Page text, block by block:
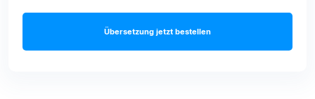
Übersetzung jetzt bestellen